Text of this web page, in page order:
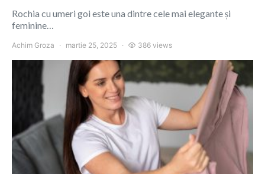
Rochia cu umeri goi este una dintre cele mai elegante și
feminine…
Achim Groza martie 25, 2025 386 views